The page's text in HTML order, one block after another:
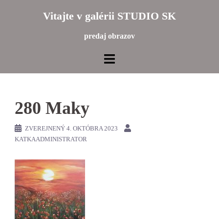
Vitajte v galérii STUDIO SK
predaj obrazov
280 Maky
ZVEREJNENÝ 4. OKTÓBRA 2023
KATKAADMINISTRATOR